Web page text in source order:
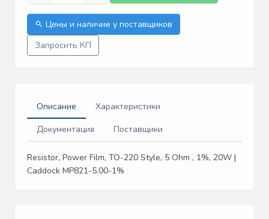
Цены и наличие у поставщиков
Запросить КП
Описание
Характеристики
Документация
Поставщики
Resistor, Power Film, TO-220 Style, 5 Ohm , 1%, 20W |
Caddock MP821-5.00-1%